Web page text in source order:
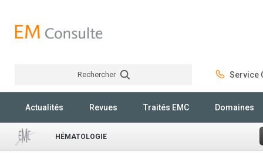
Rechercher Service
Actualités Revues Traités EMC Domaines
HÉMATOLOGIE